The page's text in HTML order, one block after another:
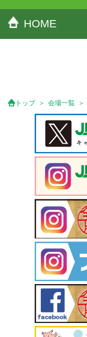
HOME
トップ 会場一覧